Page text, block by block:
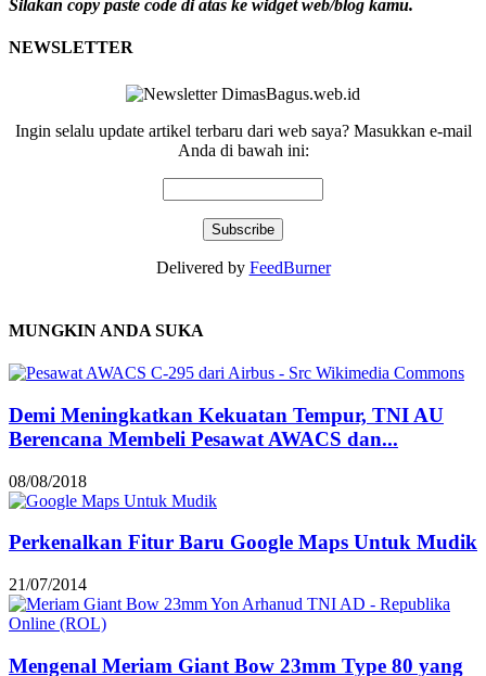
Silakan copy paste code di atas ke widget web/blog kamu.
NEWSLETTER
Ingin selalu update artikel terbaru dari web saya? Masukkan e-mail
Anda di bawah ini:
Delivered by FeedBurner
MUNGKIN ANDA SUKA
Demi Meningkatkan Kekuatan Tempur, TNI AU
Berencana Membeli Pesawat AWACS dan...
08/08/2018
Perkenalkan Fitur Baru Google Maps Untuk Mudik
21/07/2014
Mengenal Meriam Giant Bow 23mm Type 80 yang